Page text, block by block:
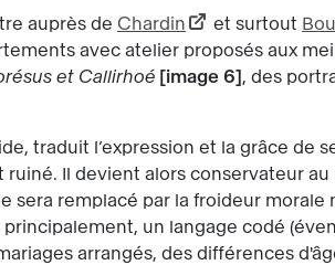
auprès de Chardin et surtout
avec atelier proposés aux
et Callirhoé image 6 , des
traduit l’expression et la grâce de
Il devient alors conservateur
sera remplacé par la froideur morale
un langage codé
arrangés, des différences